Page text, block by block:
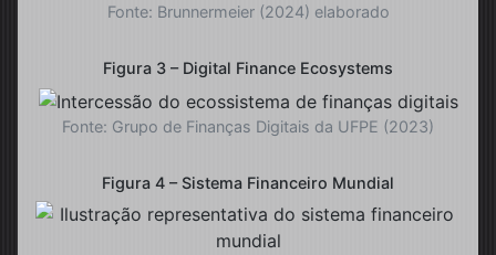
Fonte: Brunnermeier (2024) elaborado
Figura 3 – Digital Finance Ecosystems
Fonte: Grupo de Finanças Digitais da UFPE (2023)
Figura 4 – Sistema Financeiro Mundial